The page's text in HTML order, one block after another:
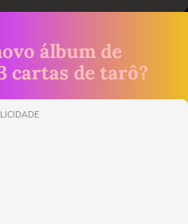
álbum de
cartas de tarô?